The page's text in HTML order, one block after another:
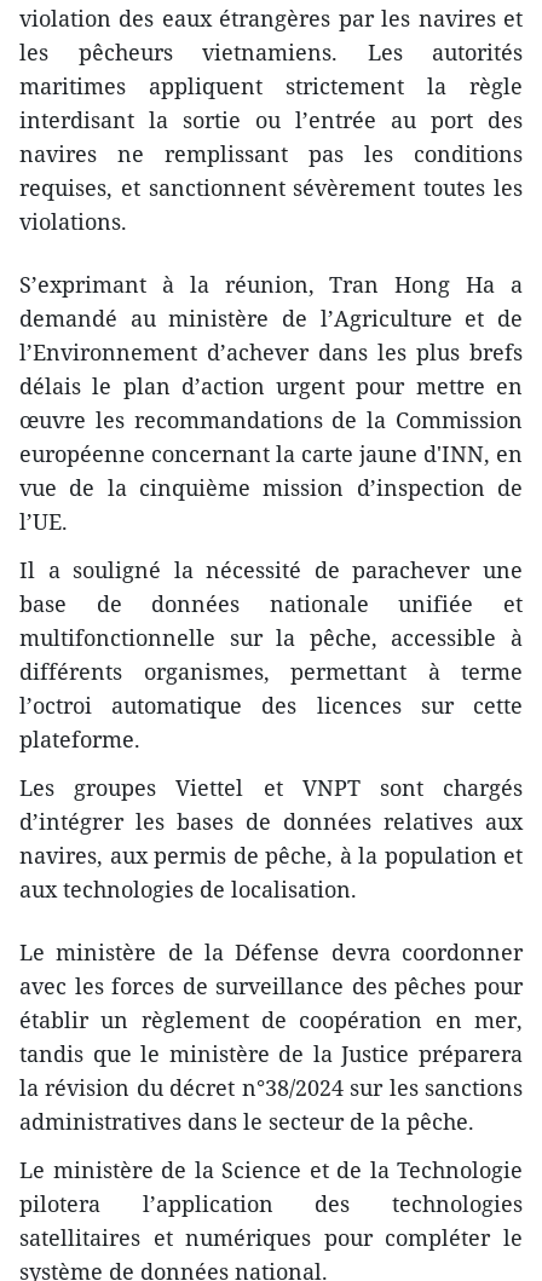
violation des eaux étrangères par les navires et
les pêcheurs vietnamiens. Les autorités
maritimes appliquent strictement la règle
interdisant la sortie ou l’entrée au port des
navires ne remplissant pas les conditions
requises, et sanctionnent sévèrement toutes les
violations.
S’exprimant à la réunion, Tran Hong Ha a
demandé au ministère de l’Agriculture et de
l’Environnement d’achever dans les plus brefs
délais le plan d’action urgent pour mettre en
œuvre les recommandations de la Commission
européenne concernant la carte jaune d'INN, en
vue de la cinquième mission d’inspection de
l’UE.
Il a souligné la nécessité de parachever une
base de données nationale unifiée et
multifonctionnelle sur la pêche, accessible à
différents organismes, permettant à terme
l’octroi automatique des licences sur cette
plateforme.
Les groupes Viettel et VNPT sont chargés
d’intégrer les bases de données relatives aux
navires, aux permis de pêche, à la population et
aux technologies de localisation.
Le ministère de la Défense devra coordonner
avec les forces de surveillance des pêches pour
établir un règlement de coopération en mer,
tandis que le ministère de la Justice préparera
la révision du décret n°38/2024 sur les sanctions
administratives dans le secteur de la pêche.
Le ministère de la Science et de la Technologie
pilotera l’application des technologies
satellitaires et numériques pour compléter le
système de données national.